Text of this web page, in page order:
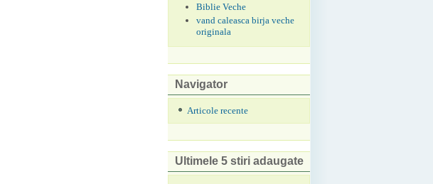
Biblie Veche
vand caleasca birja veche
originala
Navigator
Articole recente
Ultimele 5 stiri adaugate